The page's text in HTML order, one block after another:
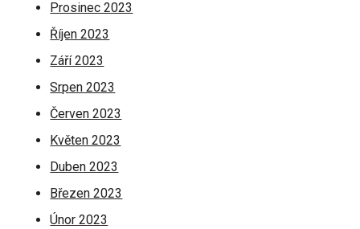
Prosinec 2023
Říjen 2023
Září 2023
Srpen 2023
Červen 2023
Květen 2023
Duben 2023
Březen 2023
Únor 2023